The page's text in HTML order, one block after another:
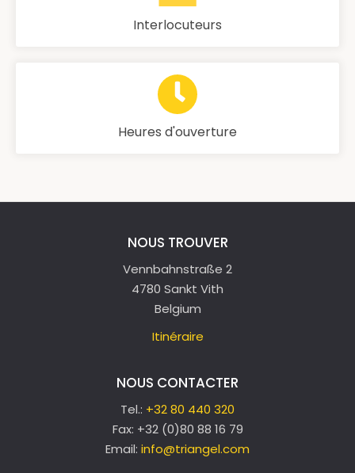
Interlocuteurs
Heures d'ouverture
NOUS TROUVER
Vennbahnstraße 2
4780 Sankt Vith
Belgium
Itinéraire
NOUS CONTACTER
Tel.: +32 80 440 320
Fax: +32 (0)80 88 16 79
Email: info@triangel.com